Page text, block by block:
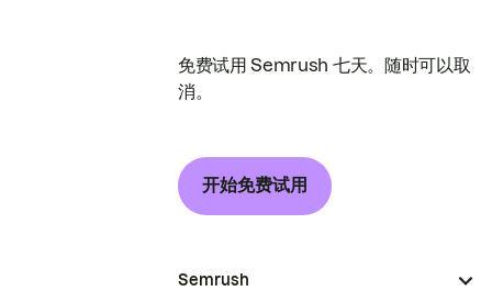
免费试用 Semrush 七天。随时可以取
消。
开始免费试用
Semrush